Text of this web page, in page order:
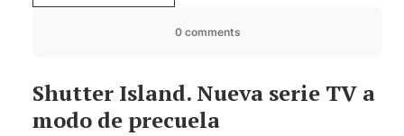
0 comments
Shutter Island. Nueva serie TV a
modo de precuela